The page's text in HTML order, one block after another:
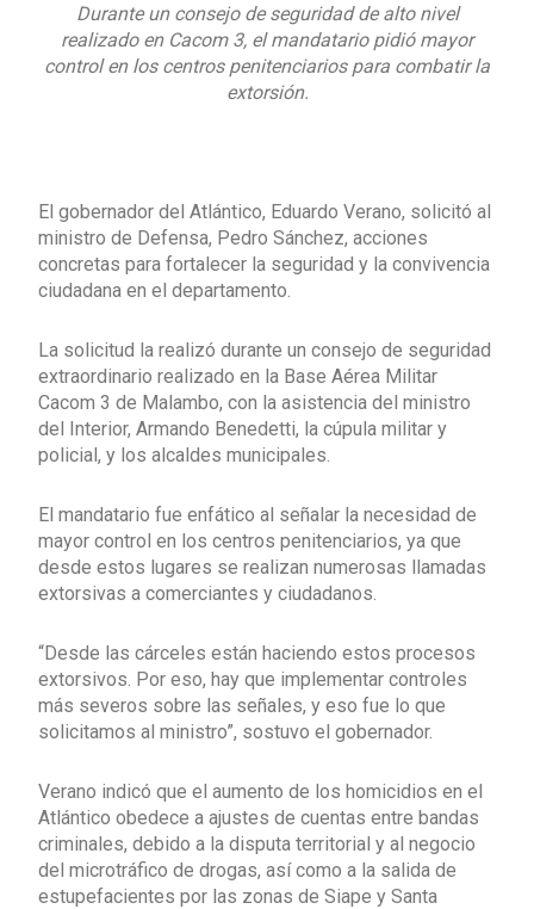
Durante un consejo de seguridad de alto nivel
realizado en Cacom 3, el mandatario pidió mayor
control en los centros penitenciarios para combatir la
extorsión.
El gobernador del Atlántico, Eduardo Verano, solicitó al
ministro de Defensa, Pedro Sánchez, acciones
concretas para fortalecer la seguridad y la convivencia
ciudadana en el departamento.
La solicitud la realizó durante un consejo de seguridad
extraordinario realizado en la Base Aérea Militar
Cacom 3 de Malambo, con la asistencia del ministro
del Interior, Armando Benedetti, la cúpula militar y
policial, y los alcaldes municipales.
El mandatario fue enfático al señalar la necesidad de
mayor control en los centros penitenciarios, ya que
desde estos lugares se realizan numerosas llamadas
extorsivas a comerciantes y ciudadanos.
“Desde las cárceles están haciendo estos procesos
extorsivos. Por eso, hay que implementar controles
más severos sobre las señales, y eso fue lo que
solicitamos al ministro”, sostuvo el gobernador.
Verano indicó que el aumento de los homicidios en el
Atlántico obedece a ajustes de cuentas entre bandas
criminales, debido a la disputa territorial y al negocio
del microtráfico de drogas, así como a la salida de
estupefacientes por las zonas de Siape y Santa